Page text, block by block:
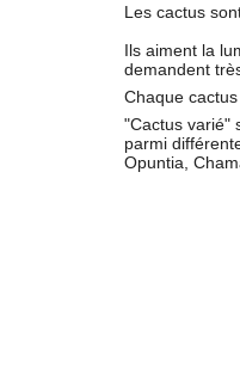
Les cactus
Ils aiment la
demandent
Chaque
"Cactus varié"
parmi
Opuntia,